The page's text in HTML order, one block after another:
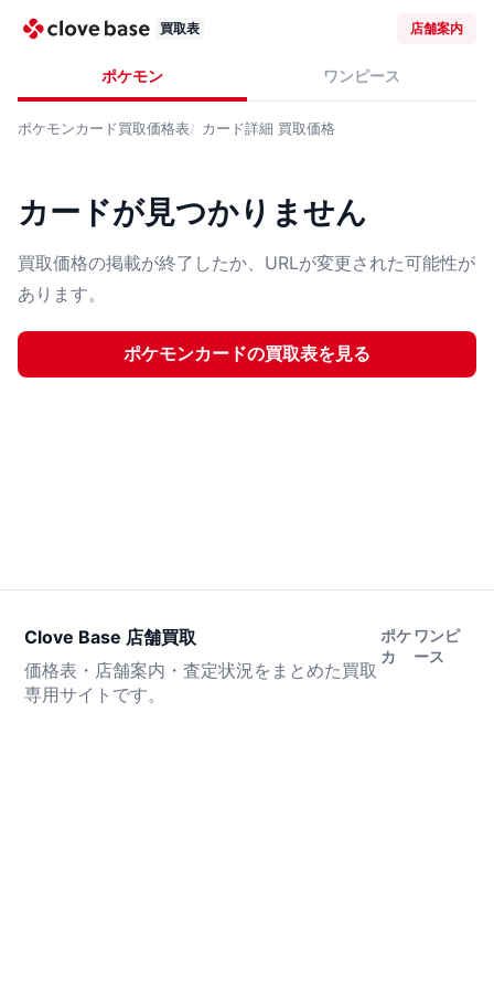
買取表 店舗案内
ポケモン ワンピース
ポケモンカード買取価格表 カード詳細 買取価格
カードが見つかりません
買取価格の掲載が終了したか、URLが変更された可能性が
あります。
ポケモンカードの買取表を見る
Clove Base 店舗買取
価格表・店舗案内・査定状況をまとめた買取
専用サイトです。
ポケ
カ
ワンピ
ース